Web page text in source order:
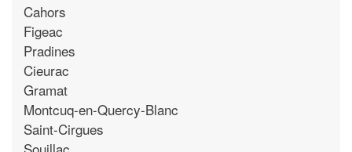
Cahors
Figeac
Pradines
Cieurac
Gramat
Montcuq-en-Quercy-Blanc
Saint-Cirgues
Souillac